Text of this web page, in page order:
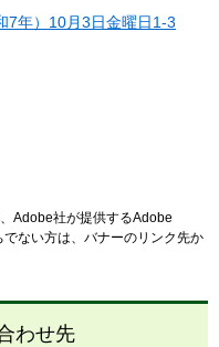
7年）10月3日金曜日1-3
Adobe社が提供するAdobe
ない方は、バナーのリンク先か
わせ先